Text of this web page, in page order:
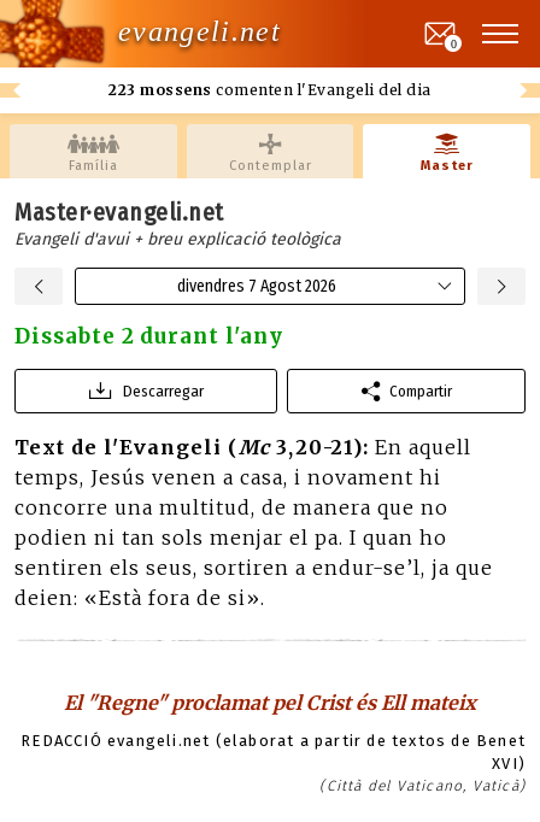
evangeli.net
223 mossens comenten l'Evangeli del dia
0
Família Contemplar Master
Master·evangeli.net
Evangeli d'avui + breu explicació teològica
divendres 7 Agost 2026
Dissabte 2 durant l'any
Descarregar Compartir
Text de l'Evangeli (Mc3,20-21): En aquell
temps, Jesús venen a casa, i novament hi
concorre una multitud, de manera que no
podien ni tan sols menjar el pa. I quan ho
sentiren els seus, sortiren a endur-se’l, ja que
deien: «Està fora de si».
El "Regne" proclamat pel Crist és Ell mateix
REDACCIÓ evangeli.net (elaborat a partir de textos de Benet
XVI)
(Città del Vaticano, Vaticà)